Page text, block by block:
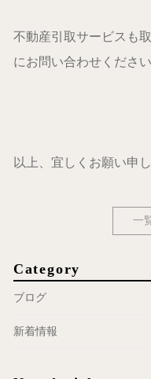
不動産引取サービスも
にお問い合わせください
以上、宜しくお願い申
一
Category
ブログ
新着情報